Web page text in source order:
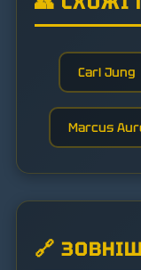
Carl Jung
Marcus
🔗